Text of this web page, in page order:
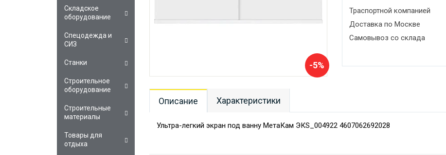
-5%
Траспортной компанией
Доставка по Москве
Самовывоз со склада
Описание Характеристики
Ультра-легкий экран под ванну МетаКам ЭКS_004922 4607062692028
Складское
оборудование
Спецодежда и
СИЗ
Станки
Строительное
оборудование
Строительные
материалы
Товары для
отдыха